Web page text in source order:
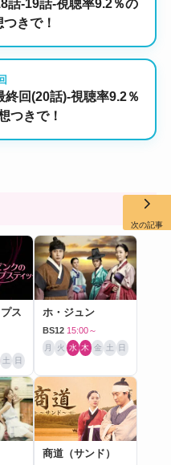
話-19話-視聴率9.2％の
つきで！
終回(20話)-視聴率9.2％
つきで！
ス
土 日
ホ・ジュン
BS12 15:00～
月 火 水 木 金 土 日
商道（サンド）
次の記事